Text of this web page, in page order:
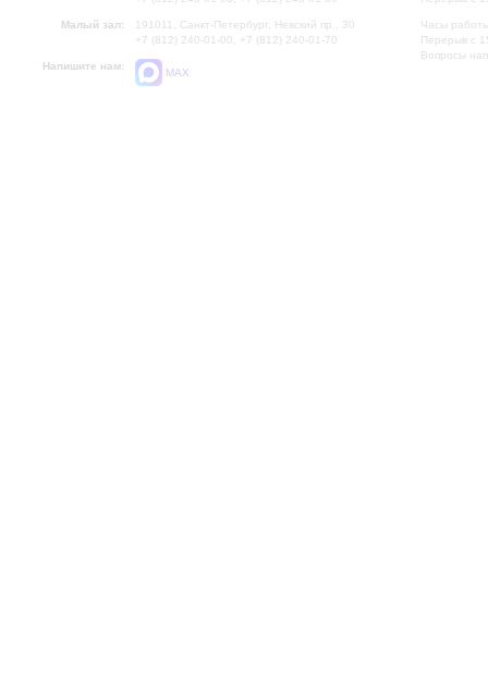
Малый зал:
191011, Санкт-Петербург, Невский пр., 30
+7 (812) 240-01-00, +7 (812) 240-01-70
Напишите нам:
MAX
Часы
Перерыв с
Вопросы